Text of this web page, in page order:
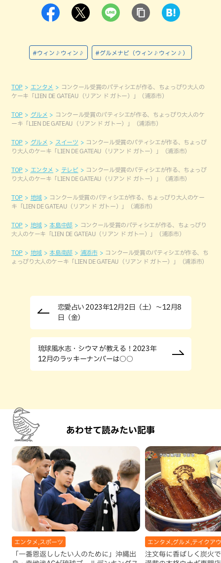
#ウィン♪ウィン♪ #グルメナビ（ウィン♪ウィン♪）
TOP エンタメ
コンクール受賞のパティシエが作る、ちょっぴり大人の
ケーキ「LIEN DE GATEAU（リアン ド ガトー）」（浦添市）
TOP グルメ
コンクール受賞のパティシエが作る、ちょっぴり大人のケ
ーキ「LIEN DE GATEAU（リアン ド ガトー）」（浦添市）
TOP グルメ スイーツ
コンクール受賞のパティシエが作る、ちょっぴ
り大人のケーキ「LIEN DE GATEAU（リアン ド ガトー）」（浦添市）
TOP エンタメ テレビ
コンクール受賞のパティシエが作る、ちょっぴ
り大人のケーキ「LIEN DE GATEAU（リアン ド ガトー）」（浦添市）
TOP 地域
コンクール受賞のパティシエが作る、ちょっぴり大人のケー
キ「LIEN DE GATEAU（リアン ド ガトー）」（浦添市）
TOP 地域 本島中部
コンクール受賞のパティシエが作る、ちょっぴり
大人のケーキ「LIEN DE GATEAU（リアン ド ガトー）」（浦添市）
TOP 地域 本島南部 浦添市
コンクール受賞のパティシエが作る、ち
ょっぴり大人のケーキ「LIEN DE GATEAU（リアン ド ガトー）」（浦添市）
恋愛占い 2023年12月2日（土）～12月8
日（金）
琉球風水志・シウマ が教える！2023年
12月のラッキーナンバーは○○
あわせて読みたい記事
エンタメ,スポーツ
「一番恩返ししたい人のために」沖縄出
エンタメ,グルメ,テイクア
注文毎に香ばしく炭火